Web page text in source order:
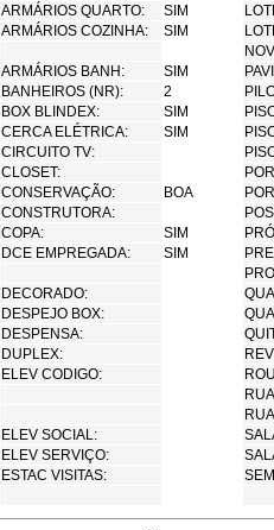
ARMÁRIOS QUARTO:
SIM
ARMÁRIOS COZINHA:
SIM
ARMÁRIOS BANH:
SIM
BANHEIROS (NR):
2
BOX BLINDEX:
SIM
CERCA ELÉTRICA:
SIM
CIRCUITO TV:
CLOSET:
CONSERVAÇÃO:
BOA
CONSTRUTORA:
COPA:
SIM
DCE EMPREGADA:
SIM
DECORADO:
DESPEJO BOX:
DESPENSA:
DUPLEX:
ELEV CODIGO:
ELEV SOCIAL:
ELEV SERVIÇO:
ESTAC VISITAS: